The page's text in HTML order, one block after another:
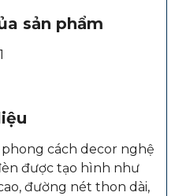
sản phẩm
cách decor nghệ
được tạo hình như
đường nét thon dài,